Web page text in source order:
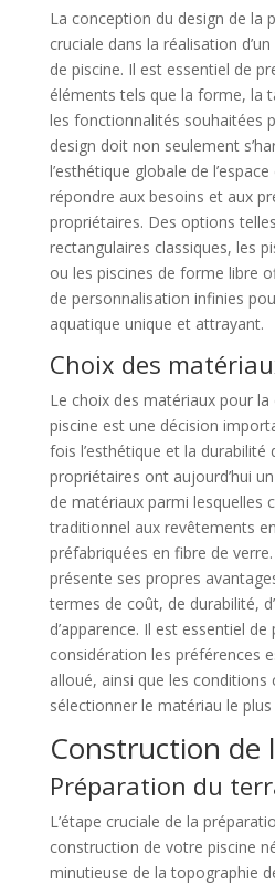
La conception du design de la
cruciale dans la réalisation
de piscine. Il est essentiel de
éléments tels que la forme, la
les fonctionnalités souhaitées
design doit non seulement
l’esthétique globale de
répondre aux besoins et aux
propriétaires. Des options
rectangulaires classiques, les
ou les piscines de forme libre
de personnalisation infinies
aquatique unique et attrayant.
Choix des
Le choix des matériaux pour
piscine est une décision
fois l’esthétique et la durabilité
propriétaires ont aujourd’hui
de matériaux parmi lesquelles
traditionnel aux revêtements
préfabriquées en fibre de
présente ses propres
termes de coût, de durabilité,
d’apparence. Il est essentiel de
considération les préférences
alloué, ainsi que les
sélectionner le matériau le
Construction de
Préparation du
L’étape cruciale de la
construction de votre piscine
minutieuse de la topographie